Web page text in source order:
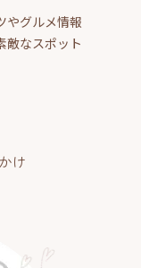
やグルメ情報
敵なスポット
け